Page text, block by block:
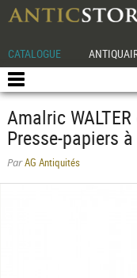
CATALOGUE
Amalric
Presse-papiers
ParAG Antiquités